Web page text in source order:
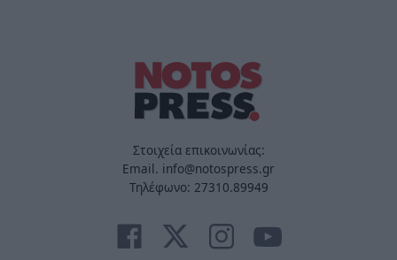
Στοιχεία επικοινωνίας:
Email. info@notospress.gr
Τηλέφωνο: 27310.89949